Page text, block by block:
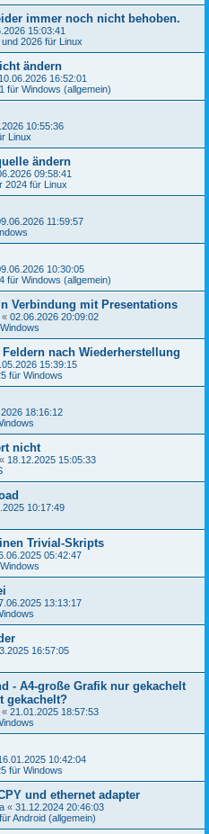
immer noch nicht behoben.
15:03:41
2026 für Linux
ändern
10.06.2026 16:52:01
für Windows (allgemein)
10:55:36
Linux
ändern
09:58:41
2024 für Linux
11:59:57
10:30:05
für Windows (allgemein)
Verbindung mit Presentations
« 02.06.2026 20:09:02
nach Wiederherstellung
15:39:15
für Windows
18:16:12
nicht
« 18.12.2025 15:05:33
10:17:49
Trivial-Skripts
05:42:47
13:13:17
16:57:05
- A4-große Grafik nur gekachelt
gekachelt?
« 21.01.2025 18:57:53
10:42:04
für Windows
und ethernet adapter
« 31.12.2024 20:46:03
Android (allgemein)